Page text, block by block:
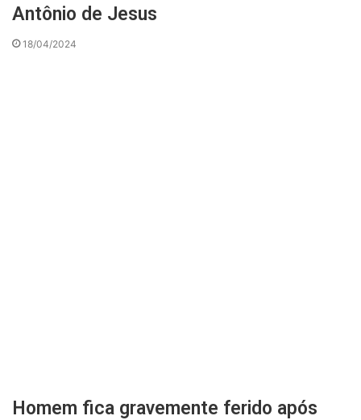
Antônio de Jesus
18/04/2024
Homem fica gravemente ferido após